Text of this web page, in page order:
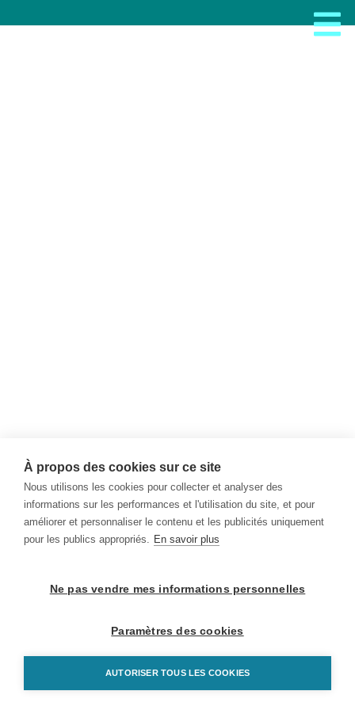
À propos des cookies sur ce site
Nous utilisons les cookies pour collecter et analyser des
informations sur les performances et l'utilisation du site, et pour
améliorer et personnaliser le contenu et les publicités uniquement
pour les publics appropriés. En savoir plus
Ne pas vendre mes informations personnelles
Paramètres des cookies
AUTORISER TOUS LES COOKIES